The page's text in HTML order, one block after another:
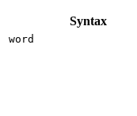
Syntax
word